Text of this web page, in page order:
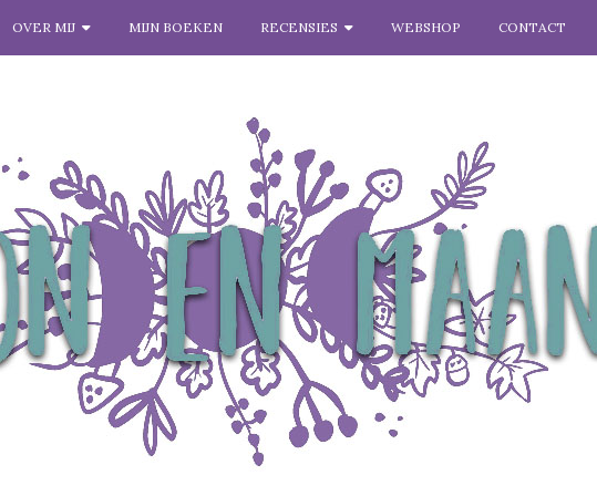
OVER MIJ MIJN BOEKEN RECENSIES WEBSHOP CONTACT